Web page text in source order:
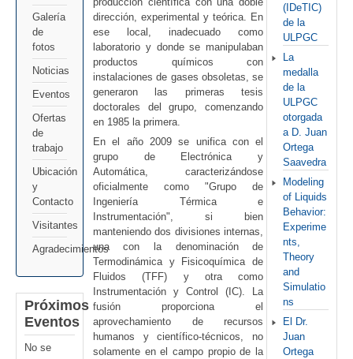
Galería
de
fotos
Noticias
Eventos
Ofertas
de
trabajo
Ubicación
y
Contacto
Visitantes
Agradecimientos
Próximos
Eventos
No se
dirección, experimental y teórica. En
ese local, inadecuado como
laboratorio y donde se manipulaban
productos químicos con
instalaciones de gases obsoletas, se
generaron las primeras tesis
doctorales del grupo, comenzando
en 1985 la primera.
En el año 2009 se unifica con el
grupo de Electrónica y
Automática, caracterizándose
oficialmente como "Grupo de
Ingeniería Térmica e
Instrumentación", si bien
manteniendo dos divisiones internas,
una con la denominación de
Termodinámica y Fisicoquímica de
Fluidos (TFF) y otra como
Instrumentación y Control (IC). La
fusión proporciona el
aprovechamiento de recursos
humanos y científico-técnicos, no
solamente en el campo propio de la
(IDeTIC)
de la
ULPGC
La
medalla
de la
ULPGC
otorgada
a D. Juan
Ortega
Saavedra
Modeling
of Liquids
Behavior:
Experime
nts,
Theory
and
Simulatio
ns
El Dr.
Juan
Ortega